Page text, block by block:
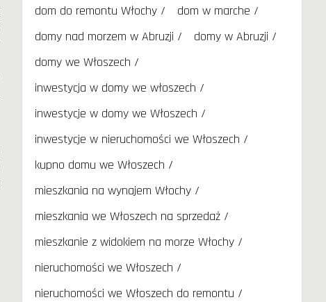
dom do remontu Włochy
dom w marche
domy nad morzem w Abruzji
domy w Abruzji
domy we Włoszech
inwestycja w domy we włoszech
inwestycje w domy we Włoszech
inwestycje w nieruchomości we Włoszech
kupno domu we Włoszech
mieszkania na wynajem Włochy
mieszkania we Włoszech na sprzedaż
mieszkanie z widokiem na morze Włochy
nieruchomości we Włoszech
nieruchomości we Włoszech do remontu